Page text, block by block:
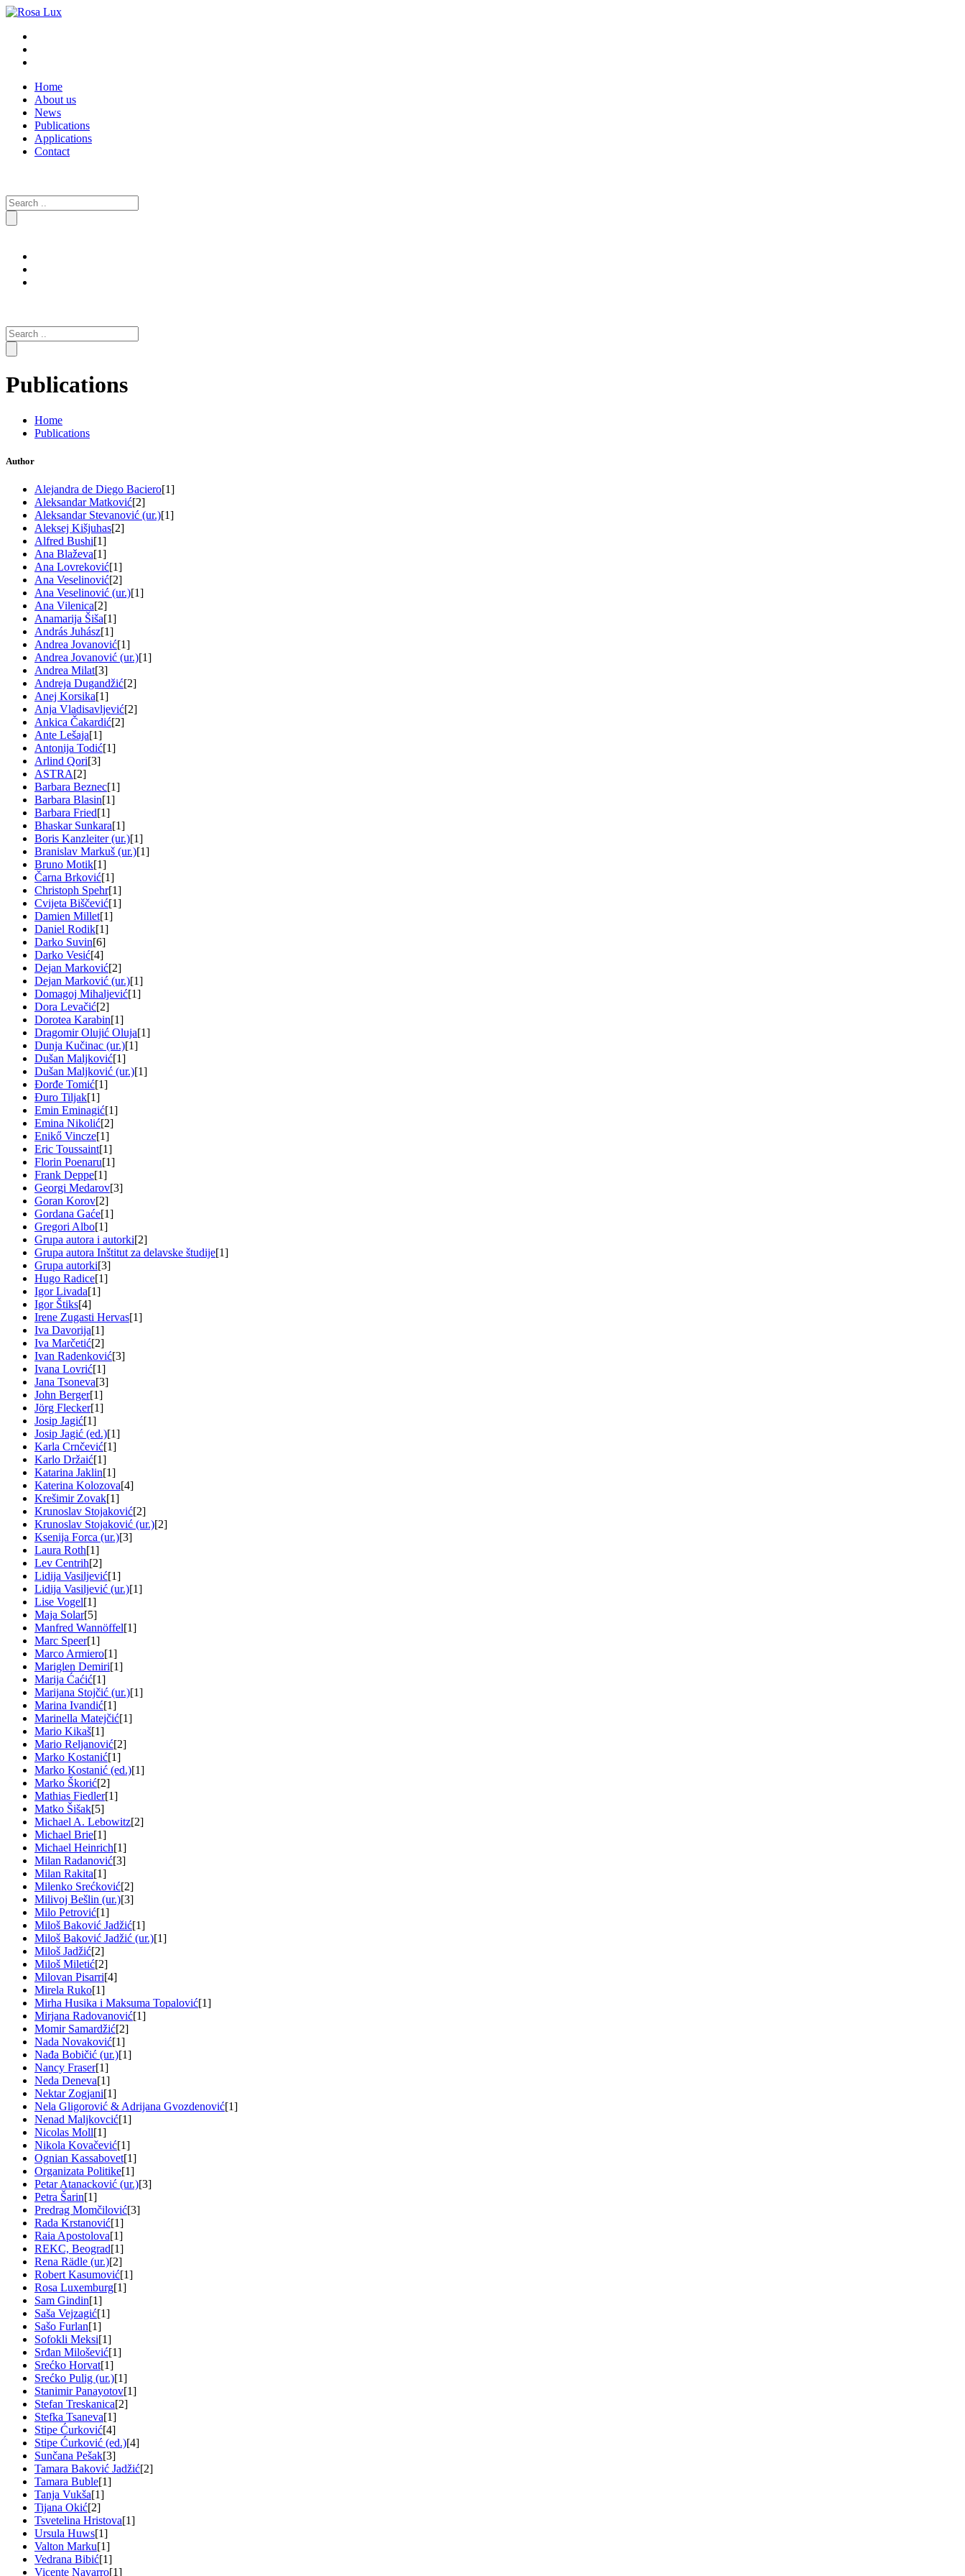
Home
About us
News
Publications
Applications
Contact
Search
for:
Search
for:
Publications
Home
Publications
Author
Alejandra de Diego Baciero[1]
Aleksandar Matković[2]
Aleksandar Stevanović (ur.)[1]
Aleksej Kišjuhas[2]
Alfred Bushi[1]
Ana Blaževa[1]
Ana Lovreković[1]
Ana Veselinović[2]
Ana Veselinović (ur.)[1]
Ana Vilenica[2]
Anamarija Šiša[1]
András Juhász[1]
Andrea Jovanović[1]
Andrea Jovanović (ur.)[1]
Andrea Milat[3]
Andreja Dugandžić[2]
Anej Korsika[1]
Anja Vladisavljević[2]
Ankica Čakardić[2]
Ante Lešaja[1]
Antonija Todić[1]
Arlind Qori[3]
ASTRA[2]
Barbara Beznec[1]
Barbara Blasin[1]
Barbara Fried[1]
Bhaskar Sunkara[1]
Boris Kanzleiter (ur.)[1]
Branislav Markuš (ur.)[1]
Bruno Motik[1]
Čarna Brković[1]
Christoph Spehr[1]
Cvijeta Biščević[1]
Damien Millet[1]
Daniel Rodik[1]
Darko Suvin[6]
Darko Vesić[4]
Dejan Marković[2]
Dejan Marković (ur.)[1]
Domagoj Mihaljević[1]
Dora Levačić[2]
Dorotea Karabin[1]
Dragomir Olujić Oluja[1]
Dunja Kučinac (ur.)[1]
Dušan Maljković[1]
Dušan Maljković (ur.)[1]
Đorđe Tomić[1]
Đuro Tiljak[1]
Emin Eminagić[1]
Emina Nikolić[2]
Enikő Vincze[1]
Eric Toussaint[1]
Florin Poenaru[1]
Frank Deppe[1]
Georgi Medarov[3]
Goran Korov[2]
Gordana Gaće[1]
Gregori Albo[1]
Grupa autora i autorki[2]
Grupa autora Inštitut za delavske študije[1]
Grupa autorki[3]
Hugo Radice[1]
Igor Livada[1]
Igor Štiks[4]
Irene Zugasti Hervas[1]
Iva Davorija[1]
Iva Marčetić[2]
Ivan Radenković[3]
Ivana Lovrić[1]
Jana Tsoneva[3]
John Berger[1]
Jörg Flecker[1]
Josip Jagić[1]
Josip Jagić (ed.)[1]
Karla Crnčević[1]
Karlo Držaić[1]
Katarina Jaklin[1]
Katerina Kolozova[4]
Krešimir Zovak[1]
Krunoslav Stojaković[2]
Krunoslav Stojaković (ur.)[2]
Ksenija Forca (ur.)[3]
Laura Roth[1]
Lev Centrih[2]
Lidija Vasiljević[1]
Lidija Vasiljević (ur.)[1]
Lise Vogel[1]
Maja Solar[5]
Manfred Wannöffel[1]
Marc Speer[1]
Marco Armiero[1]
Mariglen Demiri[1]
Marija Ćaćić[1]
Marijana Stojčić (ur.)[1]
Marina Ivandić[1]
Marinella Matejčić[1]
Mario Kikaš[1]
Mario Reljanović[2]
Marko Kostanić[1]
Marko Kostanić (ed.)[1]
Marko Škorić[2]
Mathias Fiedler[1]
Matko Šišak[5]
Michael A. Lebowitz[2]
Michael Brie[1]
Michael Heinrich[1]
Milan Radanović[3]
Milan Rakita[1]
Milenko Srećković[2]
Milivoj Bešlin (ur.)[3]
Milo Petrović[1]
Miloš Baković Jadžić[1]
Miloš Baković Jadžić (ur.)[1]
Miloš Jadžić[2]
Miloš Miletić[2]
Milovan Pisarri[4]
Mirela Ruko[1]
Mirha Husika i Maksuma Topalović[1]
Mirjana Radovanović[1]
Momir Samardžić[2]
Nada Novaković[1]
Nađa Bobičić (ur.)[1]
Nancy Fraser[1]
Neda Deneva[1]
Nektar Zogjani[1]
Nela Gligorović & Adrijana Gvozdenović[1]
Nenad Maljkovcić[1]
Nicolas Moll[1]
Nikola Kovačević[1]
Ognian Kassabovet[1]
Organizata Politike[1]
Petar Atanacković (ur.)[3]
Petra Šarin[1]
Predrag Momčilović[3]
Rada Krstanović[1]
Raia Apostolova[1]
REKC, Beograd[1]
Rena Rädle (ur.)[2]
Robert Kasumović[1]
Rosa Luxemburg[1]
Sam Gindin[1]
Saša Vejzagić[1]
Sašo Furlan[1]
Sofokli Meksi[1]
Srđan Milošević[1]
Srećko Horvat[1]
Srećko Pulig (ur.)[1]
Stanimir Panayotov[1]
Stefan Treskanica[2]
Stefka Tsaneva[1]
Stipe Ćurković[4]
Stipe Ćurković (ed.)[4]
Sunčana Pešak[3]
Tamara Baković Jadžić[2]
Tamara Buble[1]
Tanja Vukša[1]
Tijana Okić[2]
Tsvetelina Hristova[1]
Ursula Huws[1]
Valton Marku[1]
Vedrana Bibić[1]
Vicente Navarro[1]